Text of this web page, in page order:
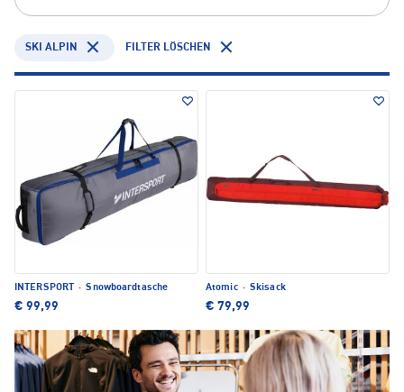
SKI ALPIN FILTER LÖSCHEN
INTERSPORT · Snowboardtasche
€ 99,99
Atomic · Skisack
€ 79,99